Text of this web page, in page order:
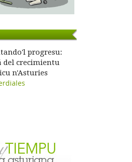
progresu:
del crecimientu
n'Asturies